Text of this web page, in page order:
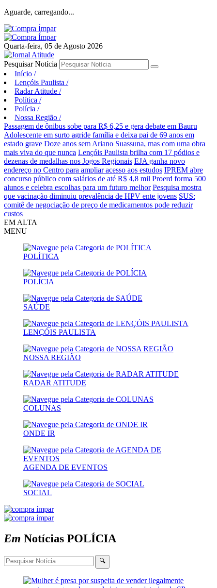
Aguarde, carregando...
Quarta-feira, 05 de Agosto 2026
Pesquisar Notícia
Início /
Lençóis Paulista /
Radar Atitude /
Política /
Polícia /
Nossa Região /
Passagem de ônibus sobe para R$ 6,25 e gera debate em Bauru
Adolescente em surto agride família e deixa pai de 69 anos em
estado grave Doze anos sem Ariano Suassuna, mas com uma obra
mais viva do que nunca Lençóis Paulista brilha com 17 pódios e
dezenas de medalhas nos Jogos Regionais EJA ganha novo
endereço no Centro para ampliar acesso aos estudos IPREM abre
concurso público com salários de até R$ 4,8 mil Proerd forma 500
alunos e celebra escolhas para um futuro melhor Pesquisa mostra
que vacinação diminuiu prevalência de HPV ente jovens SUS:
comitê de negociação de preço de medicamentos pode reduzir
custos
EM ALTA
MENU
POLÍTICA
POLÍCIA
SAÚDE
LENÇÓIS PAULISTA
NOSSA REGIÃO
RADAR ATITUDE
COLUNAS
ONDE IR
AGENDA DE EVENTOS
SOCIAL
Em Notícias POLÍCIA
🔍